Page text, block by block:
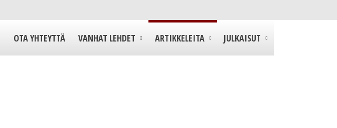
OTA YHTEYTTÄ VANHAT LEHDET ARTIKKELEITA JULKAISUT